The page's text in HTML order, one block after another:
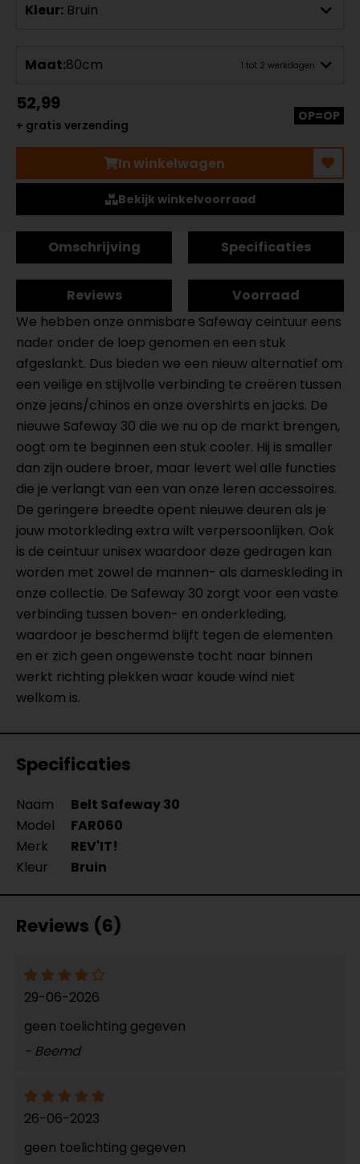
Kleur: Bruin
Maat:80cm 1 tot 2 werkdagen
52,99
+ gratis verzending
OP=OP
In winkelwagen
Bekijk winkelvoorraad
Omschrijving Specificaties
Reviews
Voorraad
We hebben onze onmisbare Safeway ceintuur eens
nader onder de loep genomen en een stuk
afgeslankt. Dus bieden we een nieuw alternatief om
een veilige en stijlvolle verbinding te creëren tussen
onze jeans/chinos en onze overshirts en jacks. De
nieuwe Safeway 30 die we nu op de markt brengen,
oogt om te beginnen een stuk cooler. Hij is smaller
dan zijn oudere broer, maar levert wel alle functies
die je verlangt van een van onze leren accessoires.
De geringere breedte opent nieuwe deuren als je
jouw motorkleding extra wilt verpersoonlijken. Ook
is de ceintuur unisex waardoor deze gedragen kan
worden met zowel de mannen- als dameskleding in
onze collectie. De Safeway 30 zorgt voor een vaste
verbinding tussen boven- en onderkleding,
waardoor je beschermd blijft tegen de elementen
en er zich geen ongewenste tocht naar binnen
werkt richting plekken waar koude wind niet
welkom is.
Specificaties
Naam
Belt Safeway 30
Model
FAR060
Merk
REV'IT!
Kleur
Bruin
Reviews (6)
29-06-2026
geen toelichting gegeven
- Beemd
26-06-2023
geen toelichting gegeven